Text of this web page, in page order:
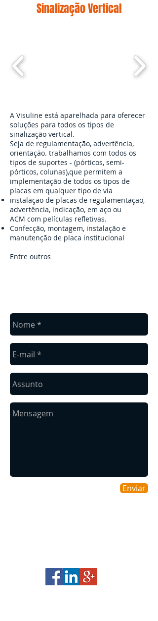
Sinalização Vertical
A Visuline está aparelhada para oferecer
soluções para todos os tipos de
sinalização vertical.
Seja de regulamentação, advertência,
orientação. trabalhamos com todos os
tipos de suportes - (pórticos, semi-
pórticos, colunas),que permitem a
implementação de todos os tipos de
placas em qualquer tipo de via
instalação de placas de regulamentação,
advertência, indicação, em aço ou
ACM com películas refletivas.
Confecção, montagem, instalação e
manutenção de placa institucional
Entre outros
Enviar